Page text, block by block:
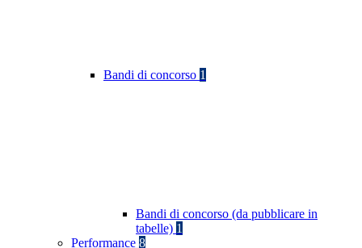
Bandi di concorso 1
Bandi di concorso (da pubblicare in
tabelle) 1
Performance 8